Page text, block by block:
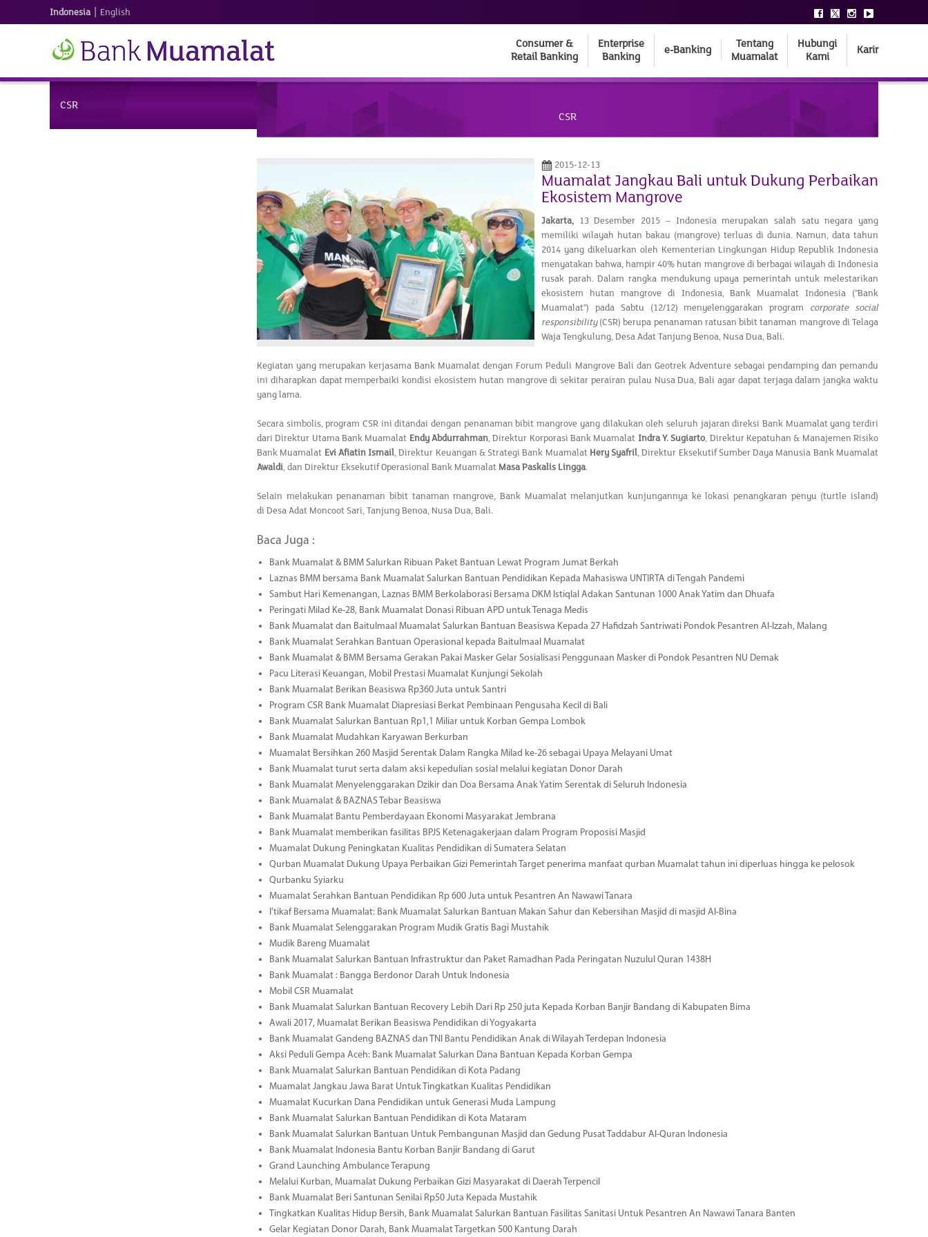
Indonesia | English
Consumer &
Retail Banking
Enterprise
Banking
e-Banking
Tentang
Muamalat
Hubungi
Kami
Karir
CSR
CSR
2015-12-13
Muamalat Jangkau Bali untuk Dukung Perbaikan
Ekosistem Mangrove
Jakarta,
13 Desember 2015 – Indonesia merupakan salah satu negara yang
memiliki wilayah hutan bakau (mangrove) terluas di dunia. Namun, data tahun
2014 yang dikeluarkan oleh Kementerian Lingkungan Hidup Republik Indonesia
menyatakan bahwa, hampir 40% hutan mangrove di berbagai wilayah di Indonesia
rusak parah. Dalam rangka mendukung upaya pemerintah untuk melestarikan
ekosistem hutan mangrove di Indonesia, Bank Muamalat Indonesia ("Bank
Muamalat") pada Sabtu (12/12) menyelenggarakan program corporate social
responsibility(CSR) berupa penanaman ratusan bibit tanaman mangrove di Telaga
Waja Tengkulung, Desa Adat Tanjung Benoa, Nusa Dua, Bali.
Kegiatan yang merupakan kerjasama Bank Muamalat dengan Forum Peduli Mangrove Bali dan Geotrek Adventure sebagai pendamping dan pemandu
ini diharapkan dapat memperbaiki kondisi ekosistem hutan mangrove di sekitar perairan pulau Nusa Dua, Bali agar dapat terjaga dalam jangka waktu
yang lama.
Secara simbolis, program CSR ini ditandai dengan penanaman bibit mangrove yang dilakukan oleh seluruh jajaran direksi Bank Muamalat yang terdiri
dari Direktur Utama Bank Muamalat Endy Abdurrahman, Direktur Korporasi Bank Muamalat Indra Y. Sugiarto, Direktur Kepatuhan & Manajemen Risiko
Bank Muamalat Evi Afiatin Ismail, Direktur Keuangan & Strategi Bank Muamalat Hery Syafril, Direktur Eksekutif Sumber Daya Manusia Bank Muamalat
Awaldi, dan Direktur Eksekutif Operasional Bank Muamalat Masa Paskalis Lingga.
Selain melakukan penanaman bibit tanaman mangrove, Bank Muamalat melanjutkan kunjungannya ke lokasi penangkaran penyu (turtle island)
di Desa Adat Moncoot Sari, Tanjung Benoa, Nusa Dua, Bali.
Baca Juga :
Bank Muamalat & BMM Salurkan Ribuan Paket Bantuan Lewat Program Jumat Berkah
Laznas BMM bersama Bank Muamalat Salurkan Bantuan Pendidikan Kepada Mahasiswa UNTIRTA di Tengah Pandemi
Sambut Hari Kemenangan, Laznas BMM Berkolaborasi Bersama DKM Istiqlal Adakan Santunan 1000 Anak Yatim dan Dhuafa
Peringati Milad Ke-28, Bank Muamalat Donasi Ribuan APD untuk Tenaga Medis
Bank Muamalat dan Baitulmaal Muamalat Salurkan Bantuan Beasiswa Kepada 27 Hafidzah Santriwati Pondok Pesantren Al-Izzah, Malang
Bank Muamalat Serahkan Bantuan Operasional kepada Baitulmaal Muamalat
Bank Muamalat & BMM Bersama Gerakan Pakai Masker Gelar Sosialisasi Penggunaan Masker di Pondok Pesantren NU Demak
Pacu Literasi Keuangan, Mobil Prestasi Muamalat Kunjungi Sekolah
Bank Muamalat Berikan Beasiswa Rp360 Juta untuk Santri
Program CSR Bank Muamalat Diapresiasi Berkat Pembinaan Pengusaha Kecil di Bali
Bank Muamalat Salurkan Bantuan Rp1,1 Miliar untuk Korban Gempa Lombok
Bank Muamalat Mudahkan Karyawan Berkurban
Muamalat Bersihkan 260 Masjid Serentak Dalam Rangka Milad ke-26 sebagai Upaya Melayani Umat
Bank Muamalat turut serta dalam aksi kepedulian sosial melalui kegiatan Donor Darah
Bank Muamalat Menyelenggarakan Dzikir dan Doa Bersama Anak Yatim Serentak di Seluruh Indonesia
Bank Muamalat & BAZNAS Tebar Beasiswa
Bank Muamalat Bantu Pemberdayaan Ekonomi Masyarakat Jembrana
Bank Muamalat memberikan fasilitas BPJS Ketenagakerjaan dalam Program Proposisi Masjid
Muamalat Dukung Peningkatan Kualitas Pendidikan di Sumatera Selatan
Qurban Muamalat Dukung Upaya Perbaikan Gizi Pemerintah Target penerima manfaat qurban Muamalat tahun ini diperluas hingga ke pelosok
Qurbanku Syiarku
Muamalat Serahkan Bantuan Pendidikan Rp 600 Juta untuk Pesantren An Nawawi Tanara
I'tikaf Bersama Muamalat: Bank Muamalat Salurkan Bantuan Makan Sahur dan Kebersihan Masjid di masjid Al-Bina
Bank Muamalat Selenggarakan Program Mudik Gratis Bagi Mustahik
Mudik Bareng Muamalat
Bank Muamalat Salurkan Bantuan Infrastruktur dan Paket Ramadhan Pada Peringatan Nuzulul Quran 1438H
Bank Muamalat : Bangga Berdonor Darah Untuk Indonesia
Mobil CSR Muamalat
Bank Muamalat Salurkan Bantuan Recovery Lebih Dari Rp 250 juta Kepada Korban Banjir Bandang di Kabupaten Bima
Awali 2017, Muamalat Berikan Beasiswa Pendidikan di Yogyakarta
Bank Muamalat Gandeng BAZNAS dan TNI Bantu Pendidikan Anak di Wilayah Terdepan Indonesia
Aksi Peduli Gempa Aceh: Bank Muamalat Salurkan Dana Bantuan Kepada Korban Gempa
Bank Muamalat Salurkan Bantuan Pendidikan di Kota Padang
Muamalat Jangkau Jawa Barat Untuk Tingkatkan Kualitas Pendidikan
Muamalat Kucurkan Dana Pendidikan untuk Generasi Muda Lampung
Bank Muamalat Salurkan Bantuan Pendidikan di Kota Mataram
Bank Muamalat Salurkan Bantuan Untuk Pembangunan Masjid dan Gedung Pusat Taddabur Al-Quran Indonesia
Bank Muamalat Indonesia Bantu Korban Banjir Bandang di Garut
Grand Launching Ambulance Terapung
Melalui Kurban, Muamalat Dukung Perbaikan Gizi Masyarakat di Daerah Terpencil
Bank Muamalat Beri Santunan Senilai Rp50 Juta Kepada Mustahik
Tingkatkan Kualitas Hidup Bersih, Bank Muamalat Salurkan Bantuan Fasilitas Sanitasi Untuk Pesantren An Nawawi Tanara Banten
Gelar Kegiatan Donor Darah, Bank Muamalat Targetkan 500 Kantung Darah